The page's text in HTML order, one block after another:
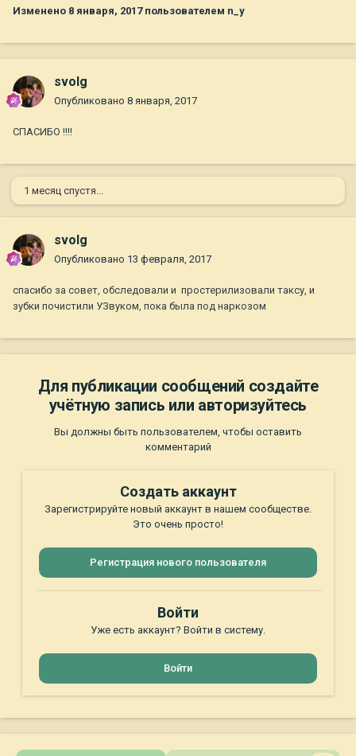
Изменено 8 января, 2017пользователем n_y
svolg
Опубликовано 8 января, 2017
СПАСИБО !!!!
1 месяц спустя...
svolg
Опубликовано 13 февраля, 2017
спасибо за совет, обследовали и простерилизовали таксу, и
зубки почистили УЗвуком, пока была под наркозом
Для публикации сообщений создайте
учётную запись или авторизуйтесь
Вы должны быть пользователем, чтобы оставить
комментарий
Создать аккаунт
Зарегистрируйте новый аккаунт в нашем сообществе.
Это очень просто!
Регистрация нового пользователя
Войти
Уже есть аккаунт? Войти в систему.
Войти